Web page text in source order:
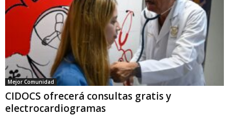
Mejor Comunidad
CIDOCS ofrecerá consultas gratis y
electrocardiogramas